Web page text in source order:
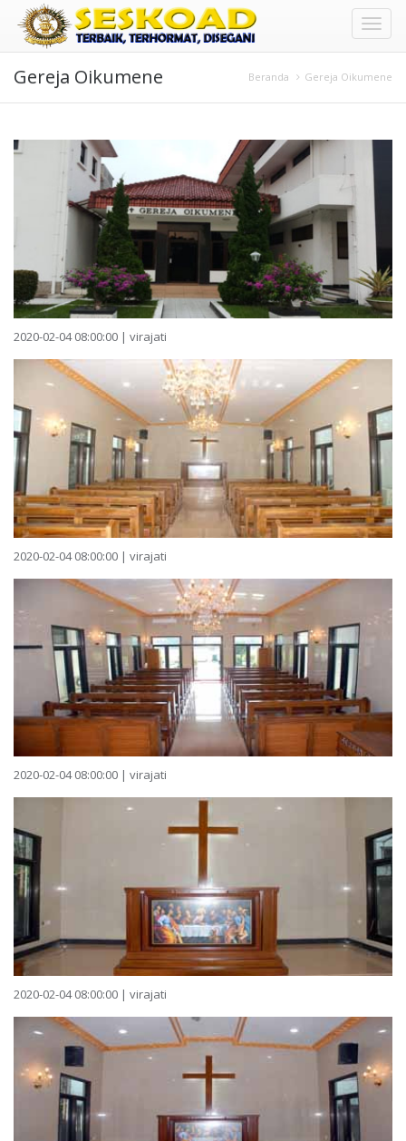
Toggle
Gereja Oikumene Beranda Gereja Oikumene
2020-02-04 08:00:00 | virajati
2020-02-04 08:00:00 | virajati
2020-02-04 08:00:00 | virajati
2020-02-04 08:00:00 | virajati